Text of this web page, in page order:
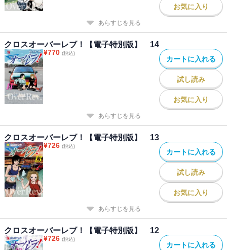
お気に入り
あらすじを見る
クロスオーバーレブ！【電子特別版】 14
¥770 (税込)
カートに入れる
試し読み
お気に入り
あらすじを見る
クロスオーバーレブ！【電子特別版】 13
¥726 (税込)
カートに入れる
試し読み
お気に入り
あらすじを見る
クロスオーバーレブ！【電子特別版】 12
¥726 (税込)
カートに入れる